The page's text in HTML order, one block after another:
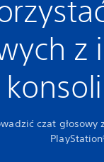
z
czat